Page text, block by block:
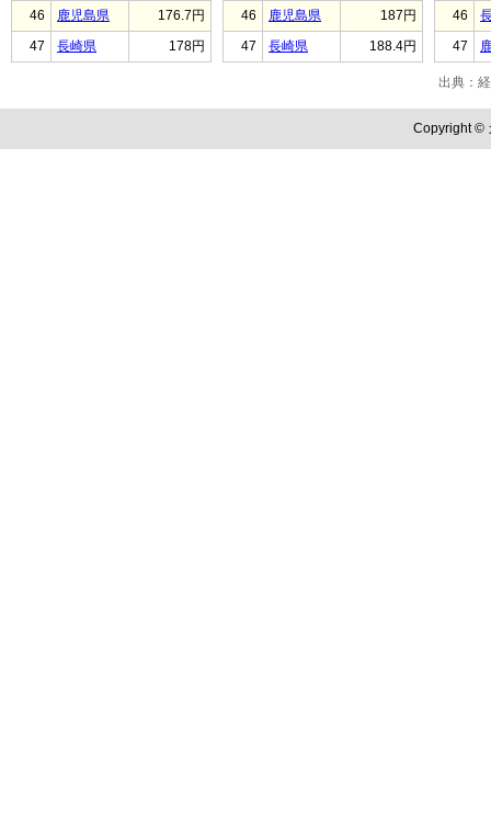
46 鹿児島県
176.7円
47
長崎県 178円
46 鹿児島県
187円
47
長崎県 188.4円
46
47
出典：
Copyright ©